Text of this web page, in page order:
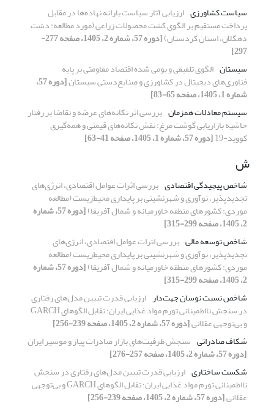
سیاست کشاورزی ارزیابی آثار سیاست یارانه نهاده‌ها در مقابل
پرداخت مستقیم بر الگوی کشت محصولات زراعی (مورد مطالعه: دشت
دهگلان، استان کردستان) [دوره 57، شماره 2، 1405، صفحه 277-
297]
سیستان الگوی تلفیقی و بومی شده اقتصاد مقاومتی بر پایه
فناوری‌های دیجیتال در کشاورزی و صنایع‌دستی سیستان [دوره 57،
شماره 1، 1405، صفحه 65-83]
سیستم معادلات همزمان بررسی اثر تکانه‌های عرضه و تقاضا بر رفتار
حاشیه بازاریابی گوشت مرغ: نقش تکانه‌های قیمتی و همه‌گیری
کووید-19 [دوره 57، شماره 1، 1405، صفحه 41-63]
ش
شاخص پیچیدگی اقتصادی بررسی اثرات عوامل اقتصادی، انرژی‏‌های
تجدیدپذیر، نوآوری و شهرنشینی بر پایداری محیط‌زیست (مطالعه
موردی: کشورهای منطقه خاورمیانه و شمال آفریقا) [دوره 57، شماره
2، 1405، صفحه 299-315]
شاخص توسعه مالی بررسی اثرات عوامل اقتصادی، انرژی‏‌های
تجدیدپذیر، نوآوری و شهرنشینی بر پایداری محیط‌زیست (مطالعه
موردی: کشورهای منطقه خاورمیانه و شمال آفریقا) [دوره 57، شماره
2، 1405، صفحه 299-315]
شاخص نسبت نوسان جهت‌دار ارزیابی قدرت تبیین مدل‌های رفتاری
در سنجش نااطمینانی تورم مواد غذایی ایران؛ تقابل الگوهای GARCH
و بی‌توجهی عقلانی[دوره 57، شماره 2، 1405، صفحه 239-256]
شکاف صادراتی سنجش ظرفیت‌های بازار صادرات پیاز و موسیر ایران
[دوره 57، شماره 2، 1405، صفحه 257-276]
شکست ساختاری ارزیابی قدرت تبیین مدل‌های رفتاری در سنجش
نااطمینانی تورم مواد غذایی ایران؛ تقابل الگوهای GARCH و بی‌توجهی
عقلانی[دوره 57، شماره 2، 1405، صفحه 239-256]